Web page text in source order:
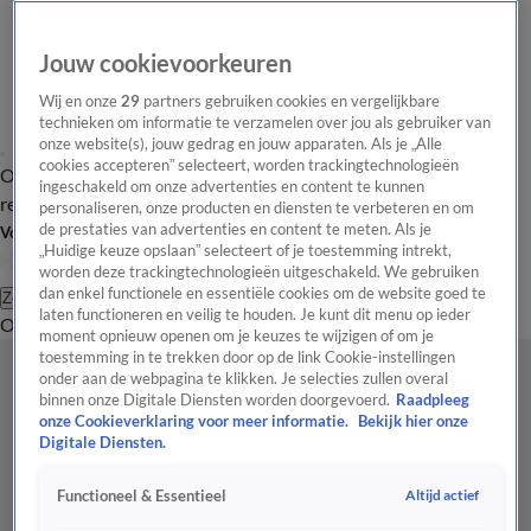
Overzicht Laatste nieuws Regionieuws Het beste van Hart
Tip de
redactie
Volg Hart van Nederland
Zoeken
OverzichtRegioUitzendingenWeerTip de redactiePanelVideo's
Jouw cookievoorkeuren
Wij en onze29 partners gebruiken cookies en vergelijkbare
technieken om informatie te verzamelen over jou als gebruiker van
onze website(s), jouw gedrag en jouw apparaten. Als je „Alle
cookies accepteren” selecteert, worden trackingtechnologieën
ingeschakeld om onze advertenties en content te kunnen
personaliseren, onze producten en diensten te verbeteren en om
de prestaties van advertenties en content te meten. Als je
„Huidige keuze opslaan” selecteert of je toestemming intrekt,
worden deze trackingtechnologieën uitgeschakeld. We gebruiken
dan enkel functionele en essentiële cookies om de website goed te
laten functioneren en veilig te houden. Je kunt dit menu op ieder
moment opnieuw openen om je keuzes te wijzigen of om je
toestemming in te trekken door op de link Cookie-instellingen
onder aan de webpagina te klikken. Je selecties zullen overal
binnen onze Digitale Diensten worden doorgevoerd. Raadpleeg
onze Cookieverklaring voor meer informatie.
Bekijk hier onze
Digitale Diensten.
Functioneel & Essentieel Altijd actief